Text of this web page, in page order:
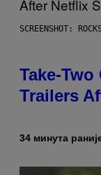
SCREENSHOT:
Take-Two
Trailers
34 минута